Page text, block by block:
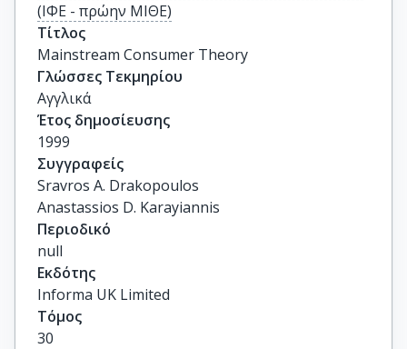
(ΙΦΕ - πρώην ΜΙΘΕ)
Τίτλος
Mainstream Consumer Theory
Γλώσσες Τεκμηρίου
Αγγλικά
Έτος δημοσίευσης
1999
Συγγραφείς
Sravros A. Drakopoulos
Anastassios D. Karayiannis
Περιοδικό
null
Εκδότης
Informa UK Limited
Τόμος
30